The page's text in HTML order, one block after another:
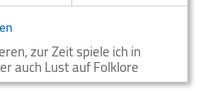
zur Zeit spiele ich in
auch Lust auf Folklore